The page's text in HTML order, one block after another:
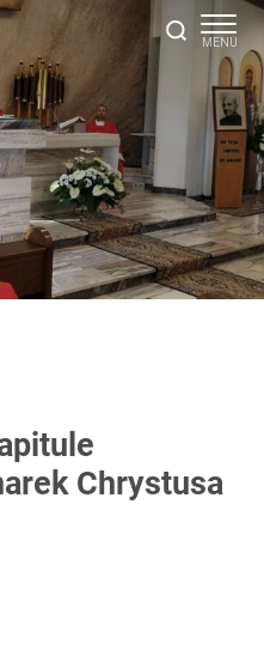
Chrystusa